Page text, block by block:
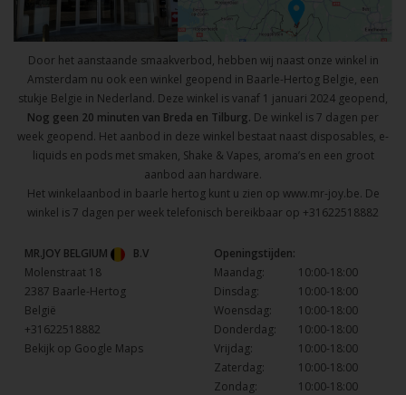
Door het aanstaande smaakverbod, hebben wij naast onze winkel in
Amsterdam nu ook een winkel geopend in Baarle-Hertog Belgie, een
stukje Belgie in Nederland. Deze winkel is vanaf 1 januari 2024 geopend,
Nog geen 20 minuten van Breda en Tilburg. De winkel is 7 dagen per
week geopend. Het aanbod in deze winkel bestaat naast disposables, e-
liquids en pods met smaken, Shake & Vapes, aroma’s en een groot
aanbod aan hardware.
Het winkelaanbod in baarle hertog kunt u zien op www.mr-joy.be. De
winkel is 7 dagen per week telefonisch bereikbaar op +31622518882
MR.JOY BELGIUM
B.V
Molenstraat 18
2387 Baarle-Hertog
België
+31622518882
Bekijk op Google Maps
Openingstijden:
Maandag:
10:00-18:00
Dinsdag:
10:00-18:00
Woensdag:
10:00-18:00
Donderdag:
10:00-18:00
Vrijdag:
10:00-18:00
Zaterdag:
10:00-18:00
Zondag:
10:00-18:00